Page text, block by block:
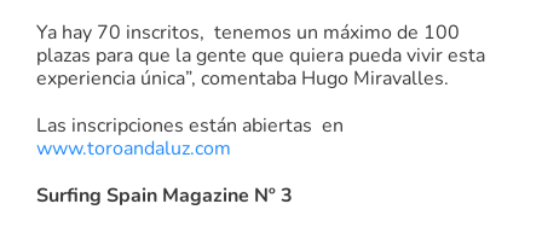
Ya hay 70 inscritos, tenemos un máximo de 100
plazas para que la gente que quiera pueda vivir esta
experiencia única”, comentaba Hugo Miravalles.
Las inscripciones están abiertas en
www.toroandaluz.com
Surfing Spain Magazine Nº 3